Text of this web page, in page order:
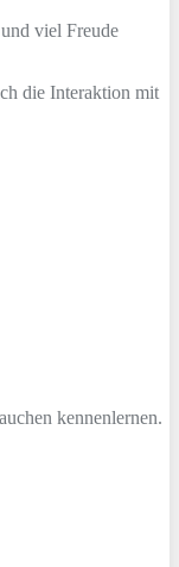
und viel Freude
die Interaktion mit
kennenlernen.